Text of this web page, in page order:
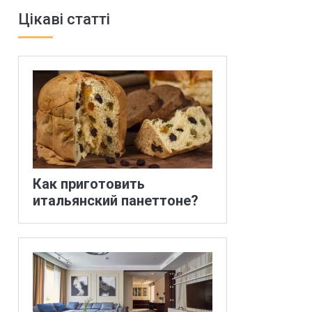
Цікаві статті
Как приготовить
итальянский панеттоне?